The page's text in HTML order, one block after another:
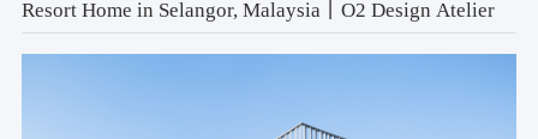
Resort Home in Selangor, Malaysia丨O2 Design Atelier